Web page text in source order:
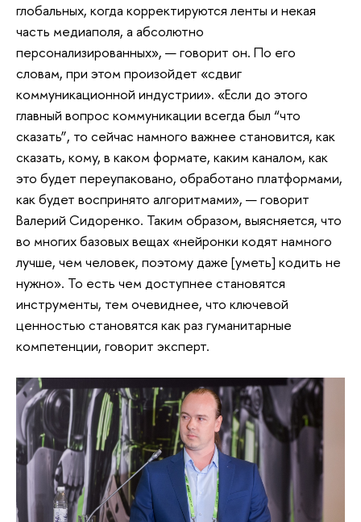
глобальных, когда корректируются ленты и некая
часть медиаполя, а абсолютно
персонализированных», — говорит он. По его
словам, при этом произойдет «сдвиг
коммуникационной индустрии». «Если до этого
главный вопрос коммуникации всегда был “что
сказать”, то сейчас намного важнее становится, как
сказать, кому, в каком формате, каким каналом, как
это будет переупаковано, обработано платформами,
как будет воспринято алгоритмами», — говорит
Валерий Сидоренко. Таким образом, выясняется, что
во многих базовых вещах «нейронки кодят намного
лучше, чем человек, поэтому даже [уметь] кодить не
нужно». То есть чем доступнее становятся
инструменты, тем очевиднее, что ключевой
ценностью становятся как раз гуманитарные
компетенции, говорит эксперт.